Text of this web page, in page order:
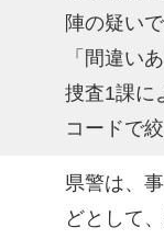
陣の疑い
「間違い
捜査1課に
コードで
県警は、
どとして